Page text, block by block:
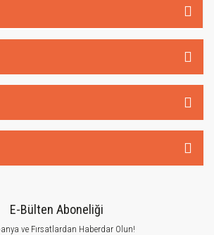
E-Bülten Aboneliği
ve Fırsatlardan Haberdar Olun!